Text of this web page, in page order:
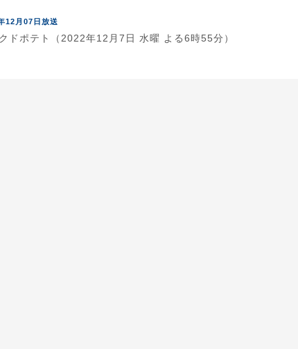
12月07日放送
ドポテト（2022年12月7日 水曜 よる6時55分）